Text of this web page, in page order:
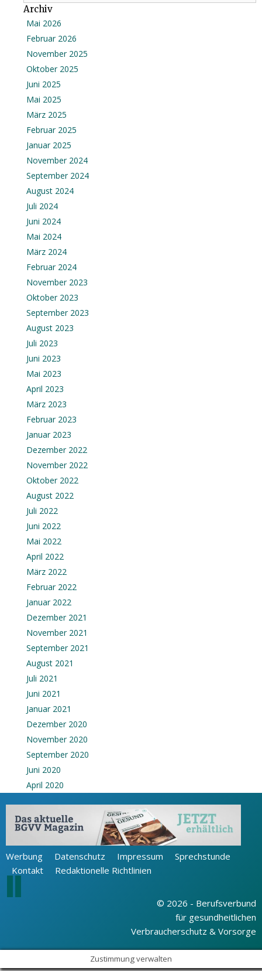
Archiv
Mai 2026
Februar 2026
November 2025
Oktober 2025
Juni 2025
Mai 2025
März 2025
Februar 2025
Januar 2025
November 2024
September 2024
August 2024
Juli 2024
Juni 2024
Mai 2024
März 2024
Februar 2024
November 2023
Oktober 2023
September 2023
August 2023
Juli 2023
Juni 2023
Mai 2023
April 2023
März 2023
Februar 2023
Januar 2023
Dezember 2022
November 2022
Oktober 2022
August 2022
Juli 2022
Juni 2022
Mai 2022
April 2022
März 2022
Februar 2022
Januar 2022
Dezember 2021
November 2021
September 2021
August 2021
Juli 2021
Juni 2021
Januar 2021
Dezember 2020
November 2020
September 2020
Juni 2020
April 2020
Werbung Datenschutz Impressum
Sprechstunde
Kontakt
Redaktionelle Richtlinien
© 2026 - Berufsverbund
für gesundheitlichen
Verbraucherschutz & Vorsorge
Zustimmung verwalten